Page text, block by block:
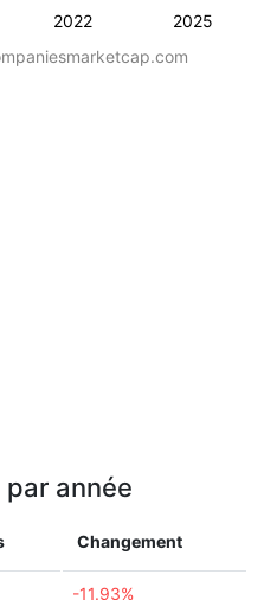
2022 2025
année
Changement
-11.93%